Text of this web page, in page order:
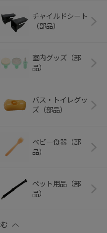
チャイルドシート
（部品）
室内グッズ（部
品）
バス・トイレグッ
ズ（部品）
ベビー食器（部
品）
ペット用品（部
品）